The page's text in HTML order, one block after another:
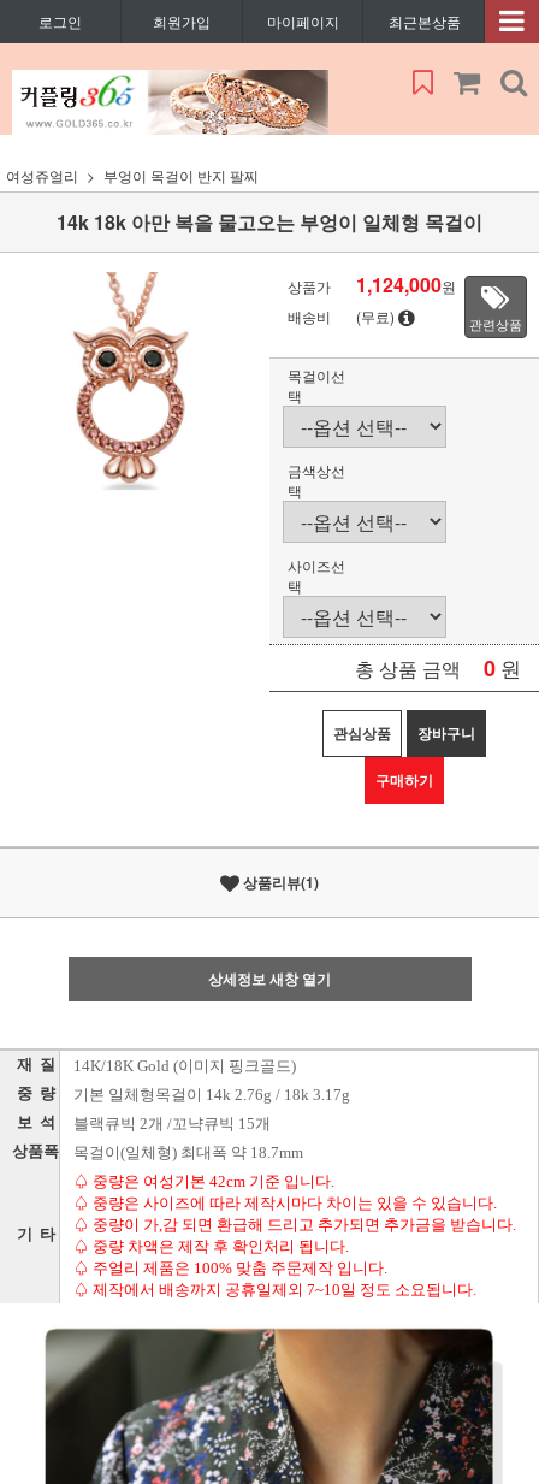
로그인 회원가입 마이페이지 최근본상품
여성쥬얼리 부엉이 목걸이 반지 팔찌
14k 18k 아만 복을 물고오는 부엉이 일체형 목걸이
상품가 1,124,000원
배송비
(무료) 관련상품
목걸이선
택
금색상선
택
사이즈선
택
총 상품 금액 0 원
관심상품 장바구니
구매하기
상품리뷰(1)
상세정보 새창 열기
재 질 14K/18K Gold (이미지 핑크골드)
중 량 기본 일체형목걸이 14k 2.76g / 18k 3.17g
보 석 블랙큐빅 2개 /꼬냑큐빅 15개
상품폭 목걸이(일체형) 최대폭 약 18.7mm
기 타
♤ 중량은 여성기본 42cm 기준 입니다.
♤ 중량은 사이즈에 따라 제작시마다 차이는 있을 수 있습니다.
♤ 중량이 가,감 되면 환급해 드리고 추가되면 추가금을 받습니다.
♤ 중량 차액은 제작 후 확인처리 됩니다.
♤ 주얼리 제품은 100% 맞춤 주문제작 입니다.
♤ 제작에서 배송까지 공휴일제외 7~10일 정도 소요됩니다.